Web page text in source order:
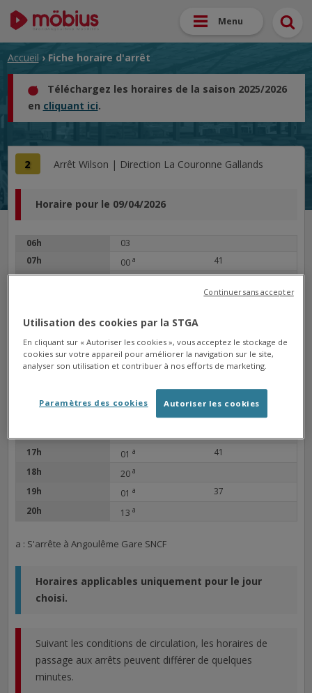
Menu
Accueil › Fiche horaire d'arrêt
Téléchargez les horaires de la saison 2025/2026
en cliquant ici.
2 Arrêt Wilson | Direction La Couronne Gallands
Horaire pour le 09/04/2026
06h
03
07h
00 a
41
08h
a a
21
01
12h
21a
13h
41
17h 01 a
41
18h
20 a
19h 01 a
37
20h
13 a
a : S'arrête à Angoulême Gare SNCF
Horaires applicables uniquement pour le jour
choisi.
Suivant les conditions de circulation, les horaires de
passage aux arrêts peuvent différer de quelques
minutes.
Utilisation des cookies par la STGA
En cliquant sur « Autoriser les cookies », vous acceptez le stockage de
cookies sur votre appareil pour améliorer la navigation sur le site,
analyser son utilisation et contribuer à nos efforts de marketing.
Autoriser les cookies
Paramètres des cookies
Continuer sans accepter